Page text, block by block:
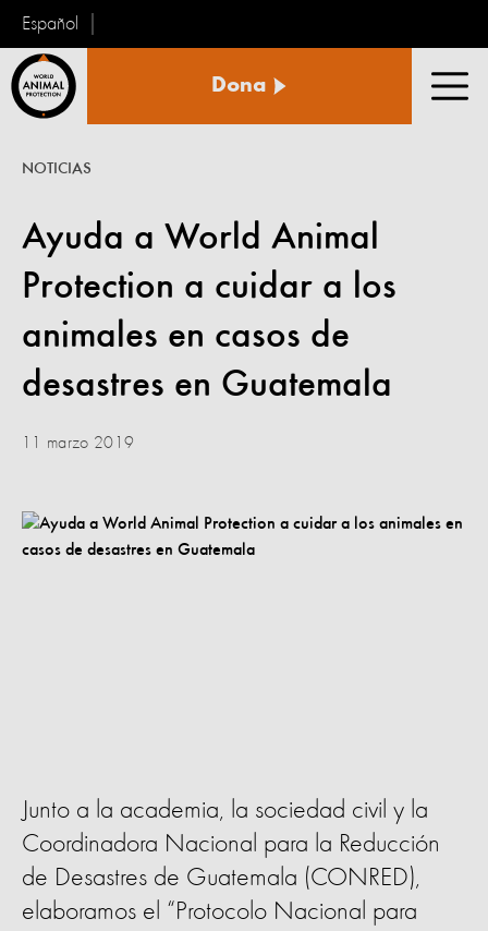
Español
Animal
Dona
Ayuda a World Animal
Protection a cuidar a los
animales en casos de
desastres en Guatemala
NOTICIAS
11 marzo 2019
Junto a la academia, la sociedad civil y la
Coordinadora Nacional para la Reducción
de Desastres de Guatemala (CONRED),
elaboramos el “Protocolo Nacional para